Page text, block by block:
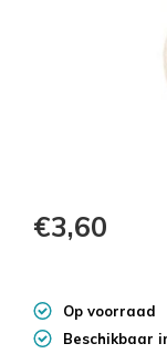
€3,60
Op voorraad
Beschikbaar